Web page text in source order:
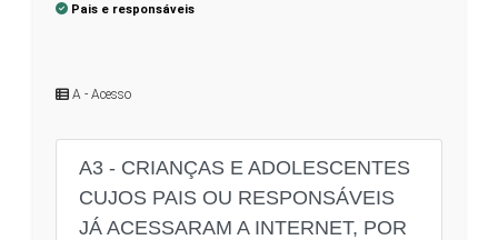
Pais e responsáveis
A - Acesso
A3 - CRIANÇAS E ADOLESCENTES
CUJOS PAIS OU RESPONSÁVEIS
JÁ ACESSARAM A INTERNET, POR